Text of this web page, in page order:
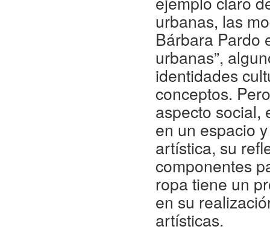
urbanas, las
Bárbara Pardo
urbanas”,
identidades
conceptos.
aspecto social,
en un espacio
artística, su
componentes
ropa tiene un
en su
artísticas.